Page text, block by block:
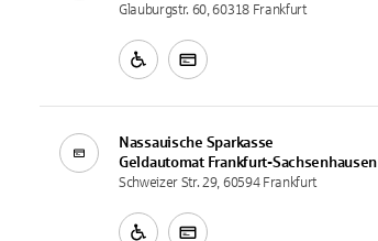
Glauburgstr. 60, 60318 Frankfurt
Nassauische Sparkasse
Geldautomat Frankfurt-Sachsenhausen
Schweizer Str. 29, 60594 Frankfurt